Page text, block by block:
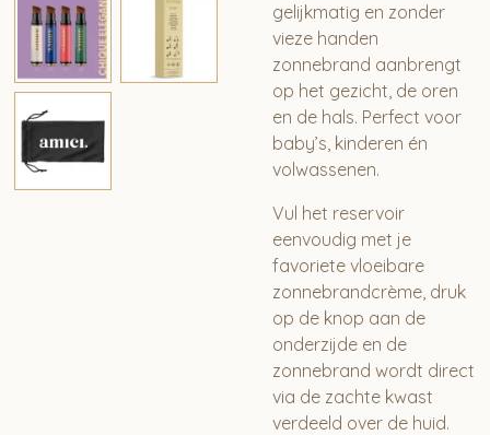
gelijkmatig en zonder
vieze handen
zonnebrand aanbrengt
op het gezicht, de oren
en de hals. Perfect voor
baby’s, kinderen én
volwassenen.
Vul het reservoir
eenvoudig met je
favoriete vloeibare
zonnebrandcrème, druk
op de knop aan de
onderzijde en de
zonnebrand wordt direct
via de zachte kwast
verdeeld over de huid.